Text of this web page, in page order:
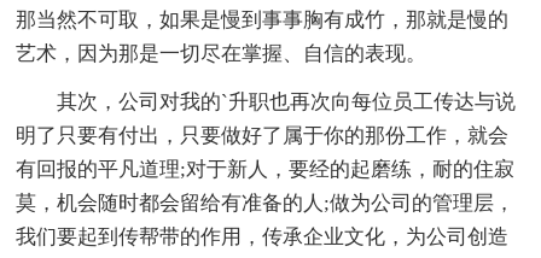
那当然不可取，如果是慢到事事胸有成竹，那就是慢的
艺术，因为那是一切尽在掌握、自信的表现。
其次，公司对我的`升职也再次向每位员工传达与说
明了只要有付出，只要做好了属于你的那份工作，就会
有回报的平凡道理;对于新人，要经的起磨练，耐的住寂
莫，机会随时都会留给有准备的人;做为公司的管理层，
我们要起到传帮带的作用，传承企业文化，为公司创造